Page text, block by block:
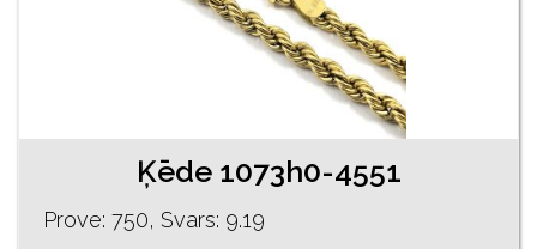
Ķēde 1073h0-4551
Prove: 750, Svars: 9.19